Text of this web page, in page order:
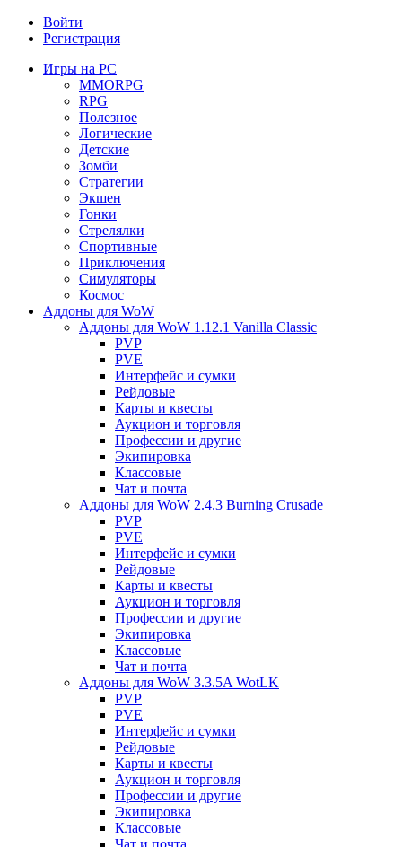
Войти
Регистрация
Игры на PC
MMORPG
RPG
Полезное
Логические
Детские
Зомби
Стратегии
Экшен
Гонки
Стрелялки
Спортивные
Приключения
Симуляторы
Космос
Аддоны для WoW
Аддоны для WoW 1.12.1 Vanilla Classic
PVP
PVE
Интерфейс и сумки
Рейдовые
Карты и квесты
Аукцион и торговля
Профессии и другие
Экипировка
Классовые
Чат и почта
Аддоны для WoW 2.4.3 Burning Crusade
PVP
PVE
Интерфейс и сумки
Рейдовые
Карты и квесты
Аукцион и торговля
Профессии и другие
Экипировка
Классовые
Чат и почта
Аддоны для WoW 3.3.5A WotLK
PVP
PVE
Интерфейс и сумки
Рейдовые
Карты и квесты
Аукцион и торговля
Профессии и другие
Экипировка
Классовые
Чат и почта